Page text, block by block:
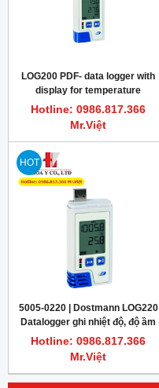
LOG200 PDF- data logger with
display for temperature
DOSTMANN 5005-0200
Hotline: 0986.817.366
Mr.Việt
HOT
5005-0220 | Dostmann LOG220
Datalogger ghi nhiệt độ, độ ầm
& áp suất
Hotline: 0986.817.366
Mr.Việt